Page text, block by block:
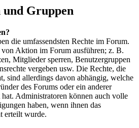
und Gruppen
die umfassendsten Rechte im Forum.
Aktion im Forum ausführen; z. B.
Mitglieder sperren, Benutzergruppen
vergeben usw. Die Rechte, die
sind allerdings davon abhängig, welche
des Forums oder ein anderer
Administratoren können auch volle
haben, wenn ihnen das
erteilt wurde.